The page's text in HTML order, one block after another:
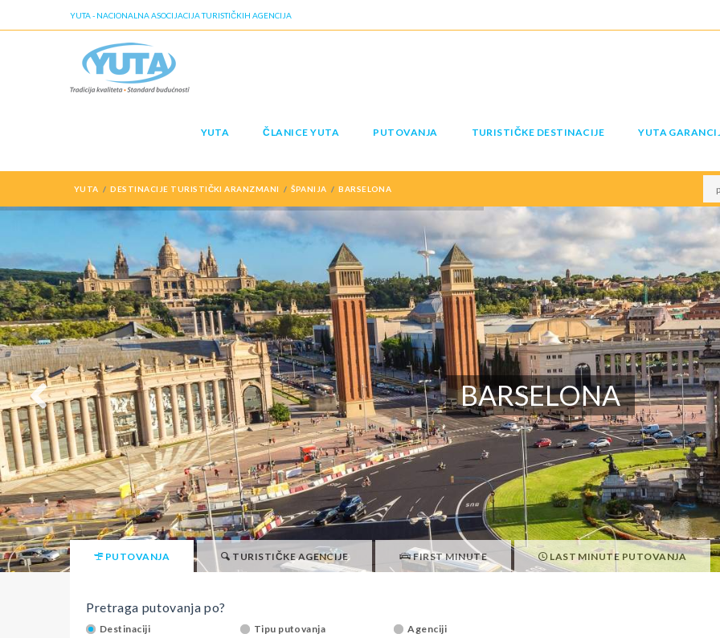
YUTA - NACIONALNA ASOCIJACIJA TURISTIČKIH AGENCIJA
YUTA ČLANICE YUTA PUTOVANJA TURISTIČKE DESTINACIJE YUTA
YUTA DESTINACIJE TURISTIČKI ARANZMANI ŠPANIJA BARSELONA
BARSELONA
PUTOVANJA TURISTIČKE AGENCIJE FIRST MINUTE LAST MINUTE PUTOVANJA
Pretraga putovanja po?
Destinaciji Tipu putovanja Agenciji